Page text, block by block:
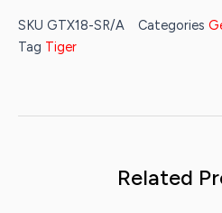
SKU GTX18-SR/A Categories
Tag Tiger
Related